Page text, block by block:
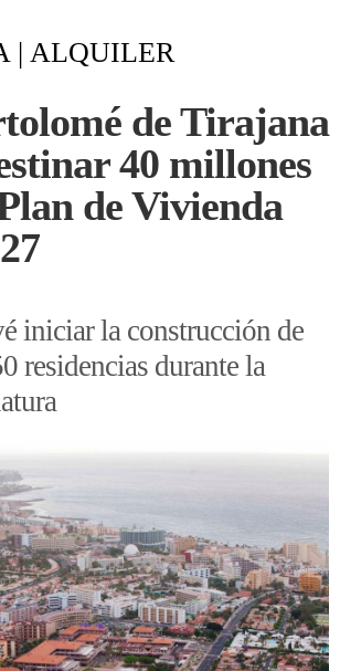
| ALQUILER
de Tirajana
40 millones
de Vivienda
iniciar la construcción de
residencias durante la